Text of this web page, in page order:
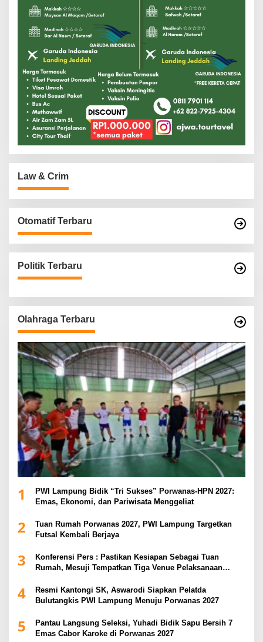
Law & Crim
Otomatif Terbaru
Politik Terbaru
Olahraga Terbaru
1
PWI Lampung Bidik “Tri Sukses” Porwanas-HPN 2027:
Emas, Ekonomi, dan Pariwisata Menggeliat
2
Tuan Rumah Porwanas 2027, PWI Lampung Targetkan
Futsal Kembali Berjaya
3
Konferensi Pers : Pastikan Kesiapan Sebagai Tuan
Rumah, Mesuji Tempatkan Tiga Venue Pelaksanaan
4
Resmi Kantongi SK, Aswarodi Siapkan Pelatda
Bulutangkis PWI Lampung Menuju Porwanas 2027
5
Pantau Langsung Seleksi, Yuhadi Bidik Sapu Bersih 7
Emas Cabor Karoke di Porwanas 2027